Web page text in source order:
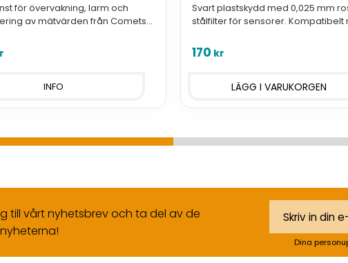
för övervakning, larm och
av mätvärden från Comets
MS & Websensor).
INFO
Svart plastskydd med 0,025 mm
stålfilter för sensorer. Kompatibelt
transmittrar och regulatorer T och H
170 kr
till vårt nyhetsbrev och ta del av de
Dina